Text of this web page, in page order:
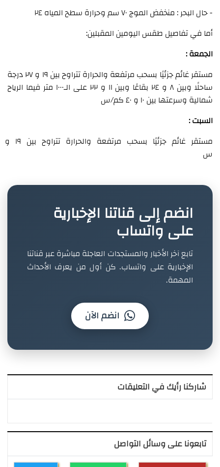
- حال البحر : منخفض الموج ٧٠ سم وحرارة سطح المياه ٢٤
أما في تفاصيل طقس اليومين المقبلين:
الجمعة :
مستقر غائم جزئيًا بسحب مرتفعة والحرارة تتراوح بين ١٩ و ٢٧ درجة
ساحلًا وبين ٨ و ٢٤ بقاعًا وبين ١١ و ٢٢ على الـ١٠٠٠ متر فيما الرياح
شمالية وسرعتها بين ١٠ و ٤٠ كم/س
السبت :
س
انضم إلى قناتنا الإخبارية
على واتساب
تابع آخر الأخبار والمستجدات العاجلة مباشرة عبر قناتنا
الإخبارية على واتساب. كن أول من يعرف الأحداث
المهمة.
انضم الآن
شاركنا رأيك في التعليقات
تابعونا على وسائل التواصل